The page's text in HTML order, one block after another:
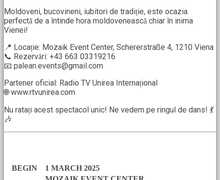
Moldoveni, bucovineni, iubitori de tradiție, este ocazia
perfectă de a întinde hora moldovenească chiar în inima
Vienei!
📍 Locație: Mozaik Event Center, Schererstraße 4, 1210 Viena
📞 Rezervări: +43 663 03319216
📧 palean.events@gmail.com
Partener oficial: Radio TV Unirea Internațional
🌐 www.rtvunirea.com
Nu ratați acest spectacol unic! Ne vedem pe ringul de dans! 💃
🎶
BEGIN
1 MARCH 2025